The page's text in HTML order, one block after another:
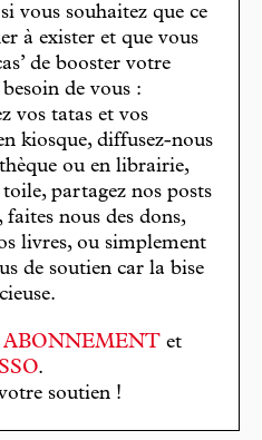
vous souhaitez que ce
à exister et que vous
de booster votre
de vous :
vos tatas et vos
kiosque, diffusez-nous
ou en librairie,
partagez nos posts
nous des dons,
livres, ou simplement
de soutien car la bise
ABONNEMENT et
.
soutien !